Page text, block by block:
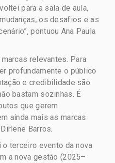
para a sala de aula,
os desafios e as
pontuou Ana Paula
relevantes. Para
profundamente o público
e credibilidade são
bastam sozinhas. É
que gerem
ainda mais as marcas
Barros.
terceiro evento da nova
a nova gestão (2025–